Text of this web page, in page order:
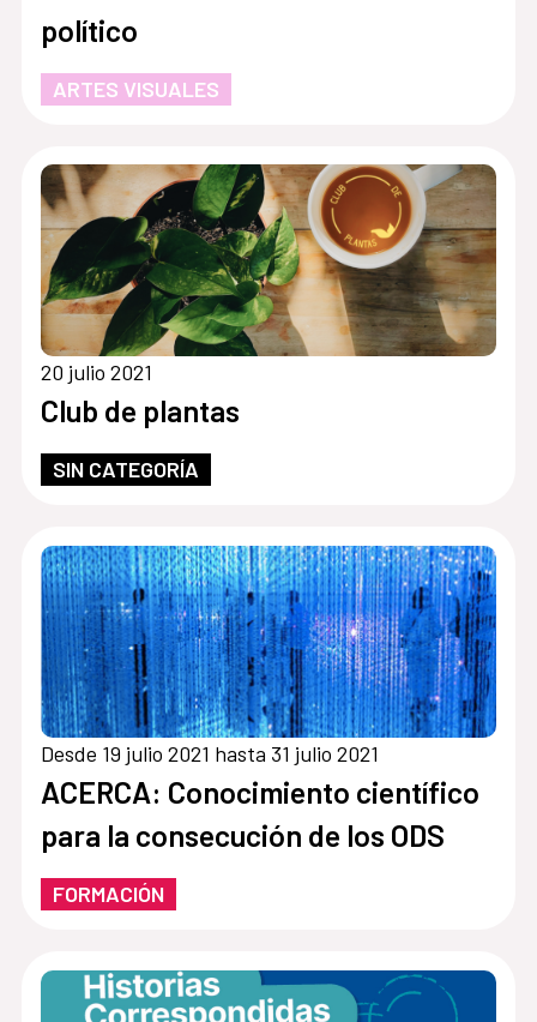
político
ARTES VISUALES
20 julio 2021
Club de plantas
SIN CATEGORÍA
Desde 19 julio 2021 hasta 31 julio 2021
ACERCA: Conocimiento científico
para la consecución de los ODS
FORMACIÓN